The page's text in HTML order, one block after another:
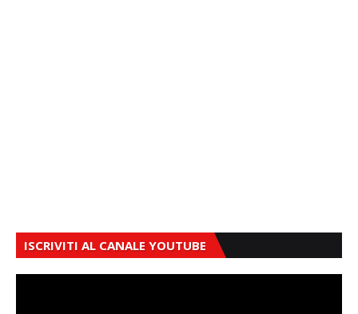
ISCRIVITI AL CANALE YOUTUBE